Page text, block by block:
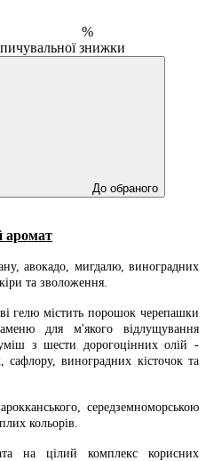
%
знижки
До обраного
аромат
авокадо, мигдалю, виноградних
та зволоження.
гелю містить порошок черепашки
для м'якого відлущування
з шести дорогоцінних олій -
сафлору, виноградних кісточок та
середземноморською
кольорів.
на цілий комплекс корисних